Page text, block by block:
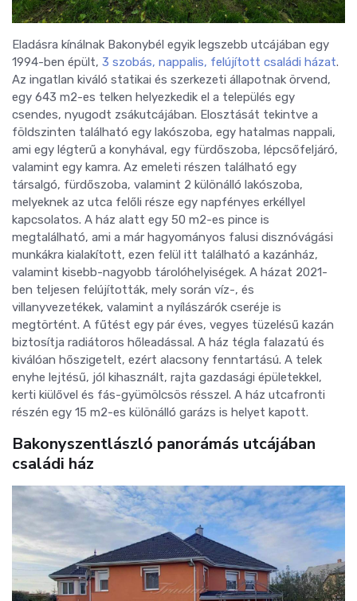
Eladásra kínálnak Bakonybél egyik legszebb utcájában egy
1994-ben épült, 3 szobás, nappalis, felújított családi házat.
Az ingatlan kiváló statikai és szerkezeti állapotnak örvend,
egy 643 m2-es telken helyezkedik el a település egy
csendes, nyugodt zsákutcájában. Elosztását tekintve a
földszinten található egy lakószoba, egy hatalmas nappali,
ami egy légterű a konyhával, egy fürdőszoba, lépcsőfeljáró,
valamint egy kamra. Az emeleti részen található egy
társalgó, fürdőszoba, valamint 2 különálló lakószoba,
melyeknek az utca felőli része egy napfényes erkéllyel
kapcsolatos. A ház alatt egy 50 m2-es pince is
megtalálható, ami a már hagyományos falusi disznóvágási
munkákra kialakított, ezen felül itt található a kazánház,
valamint kisebb-nagyobb tárolóhelyiségek. A házat 2021-
ben teljesen felújították, mely során víz-, és
villanyvezetékek, valamint a nyílászárók cseréje is
megtörtént. A fűtést egy pár éves, vegyes tüzelésű kazán
biztosítja radiátoros hőleadással. A ház tégla falazatú és
kiválóan hőszigetelt, ezért alacsony fenntartású. A telek
enyhe lejtésű, jól kihasznált, rajta gazdasági épületekkel,
kerti kiülővel és fás-gyümölcsös résszel. A ház utcafronti
részén egy 15 m2-es különálló garázs is helyet kapott.
Bakonyszentlászló panorámás utcájában
családi ház